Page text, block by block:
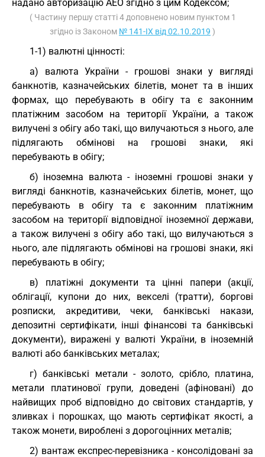
надано авторизацію АЕО згідно з цим Кодексом;
( Частину першу статті 4 доповнено новим пунктом 1
згідно із Законом № 141-IX від 02.10.2019 )
1-1) валютні цінності:
а) валюта України - грошові знаки у вигляді
банкнотів, казначейських білетів, монет та в інших
формах, що перебувають в обігу та є законним
платіжним засобом на території України, а також
вилучені з обігу або такі, що вилучаються з нього, але
підлягають обмінові на грошові знаки, які
перебувають в обігу;
б) іноземна валюта - іноземні грошові знаки у
вигляді банкнотів, казначейських білетів, монет, що
перебувають в обігу та є законним платіжним
засобом на території відповідної іноземної держави,
а також вилучені з обігу або такі, що вилучаються з
нього, але підлягають обмінові на грошові знаки, які
перебувають в обігу;
в) платіжні документи та цінні папери (акції,
облігації, купони до них, векселі (тратти), боргові
розписки, акредитиви, чеки, банківські накази,
депозитні сертифікати, інші фінансові та банківські
документи), виражені у валюті України, в іноземній
валюті або банківських металах;
г) банківські метали - золото, срібло, платина,
метали платинової групи, доведені (афіновані) до
найвищих проб відповідно до світових стандартів, у
зливках і порошках, що мають сертифікат якості, а
також монети, вироблені з дорогоцінних металів;
2) вантаж експрес-перевізника - консолідовані за